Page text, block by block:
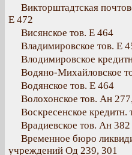
Викторштадтская
Е 472
Висянское тов. Е 464
Владимировское тов. Е
Влодимировское
Водяно-Михайловское
Водянское тов. Е 464
Волохонское тов. Ан
Воскресенское кредитн.
Врадиевское тов. Ан 382
Временное бюро
учреждений Од 239, 301